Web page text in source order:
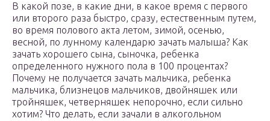
В какой позе, в какие дни, в какое время с первого
или второго раза быстро, сразу, естественным путем,
во время полового акта летом, зимой, осенью,
весной, по лунному календарю зачать малыша? Как
зачать хорошего сына, сыночка, ребенка
определенного нужного пола в 100 процентах?
Почему не получается зачать мальчика, ребенка
мальчика, близнецов мальчиков, двойняшек или
тройняшек, четверняшек непорочно, если сильно
хотим? Что делать, если зачали в алкогольном